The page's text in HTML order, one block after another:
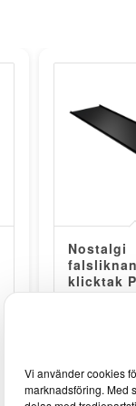
Vi använder cookies
marknadsföring. Med
Nostalgi
klicktak
275kr/m2
som ger
Från: